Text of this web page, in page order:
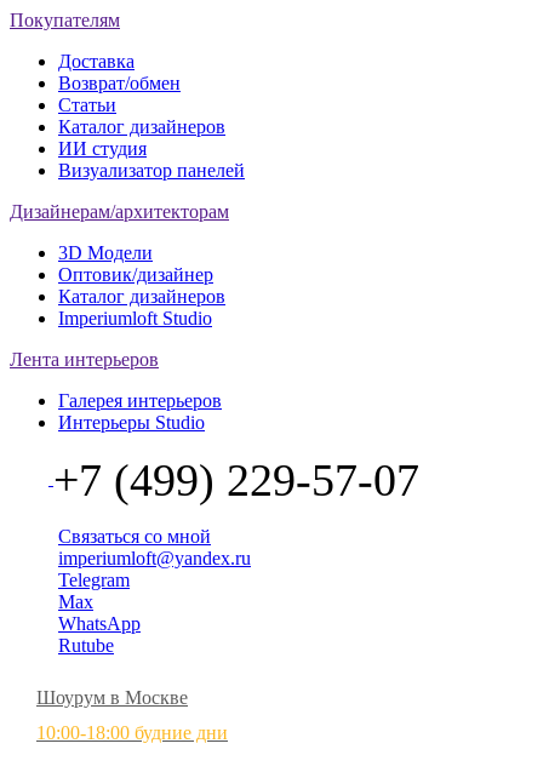
Покупателям
Доставка
Возврат/обмен
Статьи
Каталог дизайнеров
ИИ студия
Визуализатор панелей
Дизайнерам/архитекторам
3D Модели
Оптовик/дизайнер
Каталог дизайнеров
Imperiumloft Studio
Лента интерьеров
Галерея интерьеров
Интерьеры Studio
+7 (499) 229-57-07
Связаться со мной
imperiumloft@yandex.ru
Telegram
Max
WhatsApp
Rutube
Шоурум в Москве
10:00-18:00 будние дни